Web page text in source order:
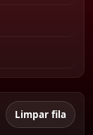
Limpar fila